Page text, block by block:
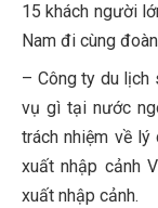
15 khách người
Nam đi cùng
– Công ty du lịch
vụ gì tại nước
trách nhiệm về lý
xuất nhập cảnh
xuất nhập cảnh.